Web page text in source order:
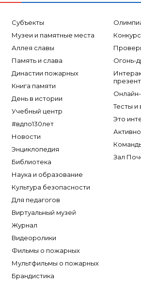
Субъекты
Музеи и памятные места
Аллея славы
Память и слава
Династии пожарных
Книга памяти
День в истории
Учебный центр
#вдпо130лет
Новости
Энциклопедия
Библиотека
Наука и образование
Культура безопасности
Для педагогов
Виртуальный музей
Журнал
Видеоролики
Фильмы о пожарных
Мультфильмы о пожарных
Брандистика
Огонь-
Тесты и
Это
Зал